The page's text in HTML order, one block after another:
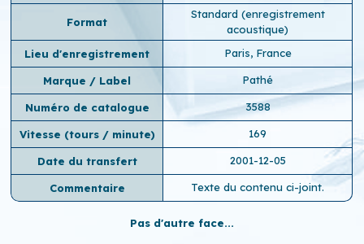
Format
Standard (enregistrement
acoustique)
Lieu d'enregistrement
Paris, France
Marque / Label Pathé
Numéro de catalogue 3588
Vitesse (tours / minute) 169
Date du transfert 2001-12-05
Commentaire Texte du contenu ci-joint.
Pas d'autre face...